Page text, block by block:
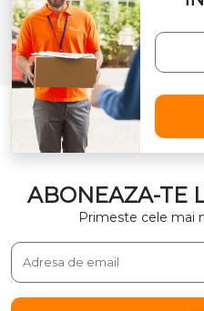
ABONEAZA-TE
Primeste cele mai